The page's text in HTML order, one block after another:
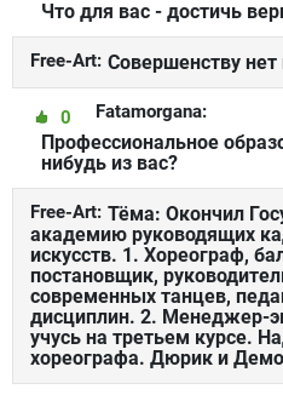
Что для вас - достичь
Free-Art: Совершенству нет
Fatamorgana:
0
Профессиональное
нибудь из вас?
Free-Art: Тёма: Окончил
академию руководящих
искусств. 1. Хореограф,
постановщик,
современных танцев,
дисциплин. 2. Менеджер-
учусь на третьем курсе.
хореографа. Дюрик и